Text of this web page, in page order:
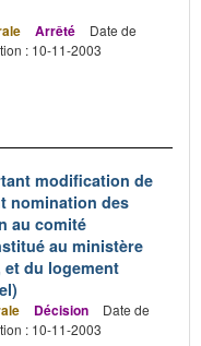
Arrêté
Date de
: 10-11-2003
modification de
nomination des
au comité
au ministère
du logement
Décision
Date de
: 10-11-2003